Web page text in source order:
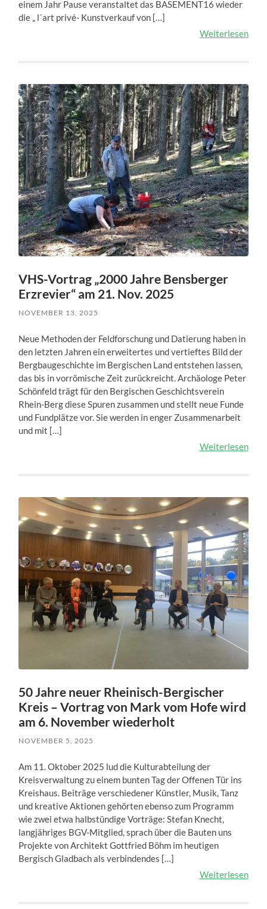
einem Jahr Pause veranstaltet das BASEMENT16 wieder
die „ l´art privé- Kunstverkauf von […]
Weiterlesen
VHS-Vortrag „2000 Jahre Bensberger
Erzrevier“ am 21. Nov. 2025
NOVEMBER 13, 2025
Neue Methoden der Feldforschung und Datierung haben in
den letzten Jahren ein erweitertes und vertieftes Bild der
Bergbaugeschichte im Bergischen Land entstehen lassen,
das bis in vorrömische Zeit zurückreicht. Archäologe Peter
Schönfeld trägt für den Bergischen Geschichtsverein
Rhein-Berg diese Spuren zusammen und stellt neue Funde
und Fundplätze vor. Sie werden in enger Zusammenarbeit
und mit […]
Weiterlesen
50 Jahre neuer Rheinisch-Bergischer
Kreis – Vortrag von Mark vom Hofe wird
am 6. November wiederholt
NOVEMBER 5, 2025
Am 11. Oktober 2025 lud die Kulturabteilung der
Kreisverwaltung zu einem bunten Tag der Offenen Tür ins
Kreishaus. Beiträge verschiedener Künstler, Musik, Tanz
und kreative Aktionen gehörten ebenso zum Programm
wie zwei etwa halbstündige Vorträge: Stefan Knecht,
langjähriges BGV-Mitglied, sprach über die Bauten uns
Projekte von Architekt Gottfried Böhm im heutigen
Bergisch Gladbach als verbindendes […]
Weiterlesen